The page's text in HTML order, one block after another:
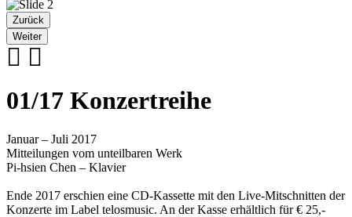
Zurück
Weiter
01/17 Konzertreihe
Januar – Juli 2017
Mitteilungen vom unteilbaren Werk
Pi-hsien Chen – Klavier
Ende 2017 erschien eine CD-Kassette mit den Live-Mitschnitten der
Konzerte im Label telosmusic. An der Kasse erhältlich für € 25,-